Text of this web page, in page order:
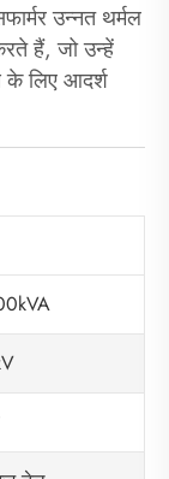
उन्नत थर्मल
हैं, जो उन्हें
के लिए आदर्श